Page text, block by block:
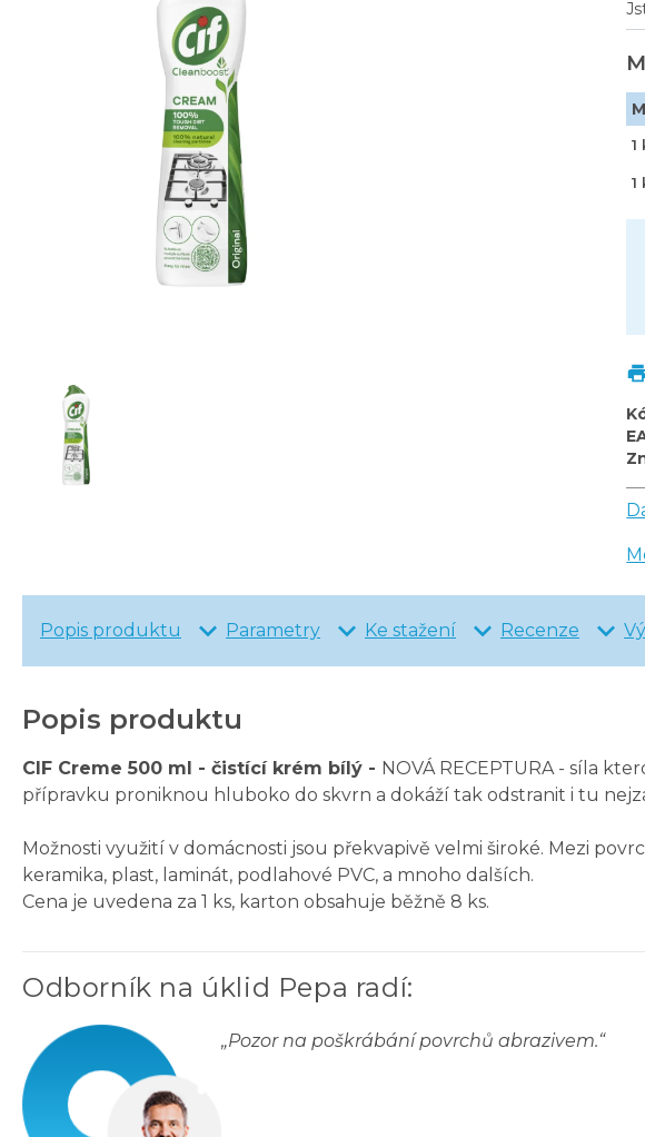
1
1
Popis produktu Parametry Ke stažení Recenze
Popis produktu
CIF Creme 500 ml - čistící krém bílý - NOVÁ RECEPTURA - síla
přípravku proniknou hluboko do skvrn a dokáží tak odstranit i tu
Možnosti využití v domácnosti jsou překvapivě velmi široké. Mezi
keramika, plast, laminát, podlahové PVC, a mnoho dalších.
Cena je uvedena za 1 ks, karton obsahuje běžně 8 ks.
Odborník na úklid Pepa radí:
„Pozor na poškrábání povrchů abrazivem.“